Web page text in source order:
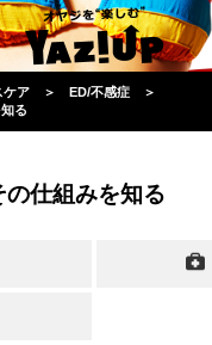
ケア ＞ ED/不感症
＞
る
仕組みを知る